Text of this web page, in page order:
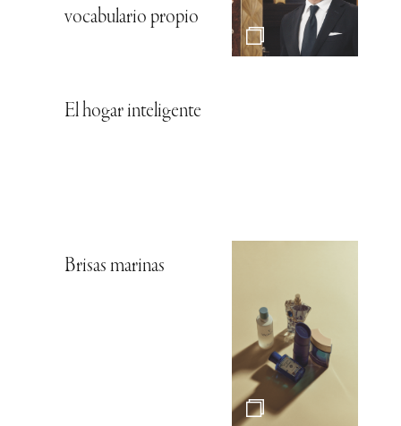
vocabulario propio
El hogar inteligente
Brisas marinas